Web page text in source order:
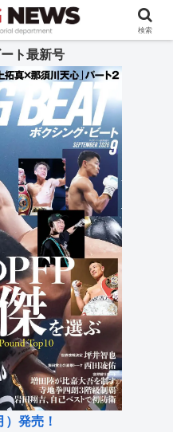
・ビート] 公式サイト
ト最新号
発売！
検索